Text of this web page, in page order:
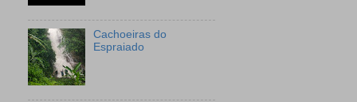
Cachoeiras do
Espraiado